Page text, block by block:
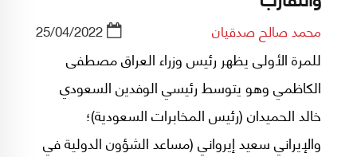
محمد صالح صدقيان 25/04/2022
للمرة الأولى يظهر رئيس وزراء العراق مصطفی
الكاظمي وهو يتوسط رئيسي الوفدين السعودي
خالد الحميدان (رئيس المخابرات السعودية)؛
والإيراني سعيد إيرواني (مساعد الشؤون الدولية في